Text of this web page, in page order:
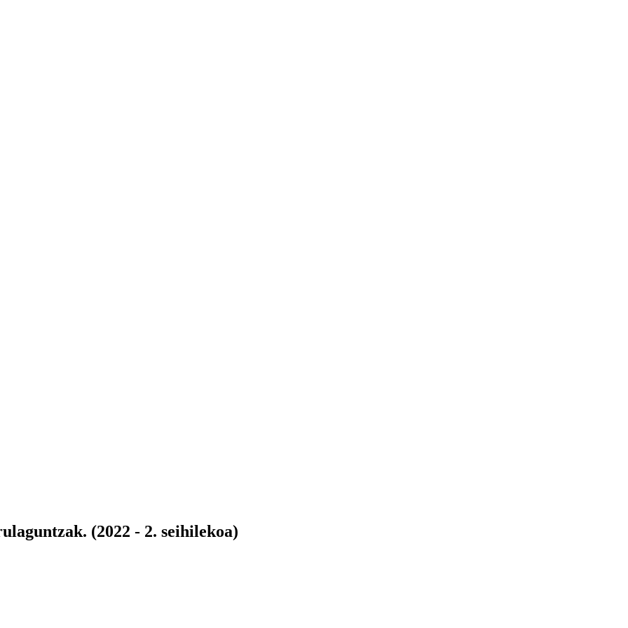
(2022 - 2. seihilekoa)